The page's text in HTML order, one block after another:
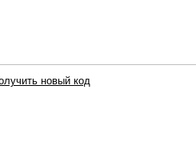
новый код